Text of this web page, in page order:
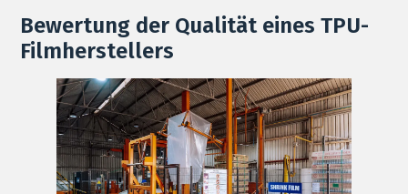
Bewertung der Qualität eines TPU-
Filmherstellers